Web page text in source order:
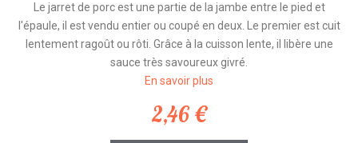
Le jarret de porc est une partie de la jambe entre le pied et
l'épaule, il est vendu entier ou coupé en deux. Le premier est cuit
lentement ragoût ou rôti. Grâce à la cuisson lente, il libère une
sauce très savoureux givré.
En savoir plus
2,46 €